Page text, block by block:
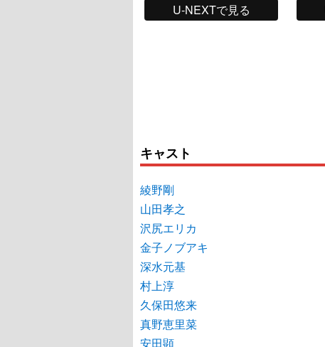
U-NEXTで見る
キャスト
綾野剛
山田孝之
沢尻エリカ
金子ノブアキ
深水元基
村上淳
久保田悠来
真野恵里菜
安田顕